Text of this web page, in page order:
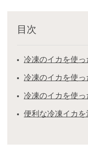
目次
冷凍のイカを使
冷凍のイカを使
冷凍のイカを使
便利な冷凍イカを